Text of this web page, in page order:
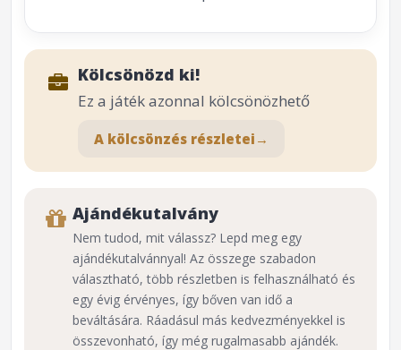
Kölcsönözd ki!
Ez a játék azonnal kölcsönözhető
A kölcsönzés részletei →
Ajándékutalvány
Nem tudod, mit válassz? Lepd meg egy
ajándékutalvánnyal! Az összege szabadon
választható, több részletben is felhasználható és
egy évig érvényes, így bőven van idő a
beváltására. Ráadásul más kedvezményekkel is
összevonható, így még rugalmasabb ajándék.